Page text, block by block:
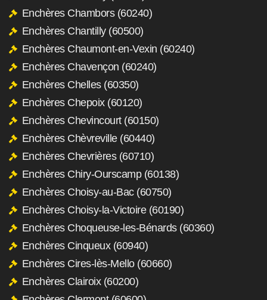
Enchères Chambors (60240)
Enchères Chantilly (60500)
Enchères Chaumont-en-Vexin (60240)
Enchères Chavençon (60240)
Enchères Chelles (60350)
Enchères Chepoix (60120)
Enchères Chevincourt (60150)
Enchères Chèvreville (60440)
Enchères Chevrières (60710)
Enchères Chiry-Ourscamp (60138)
Enchères Choisy-au-Bac (60750)
Enchères Choisy-la-Victoire (60190)
Enchères Choqueuse-les-Bénards (60360)
Enchères Cinqueux (60940)
Enchères Cires-lès-Mello (60660)
Enchères Clairoix (60200)